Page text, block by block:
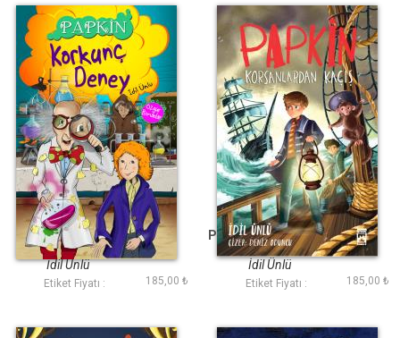
Papkin Korkunç
Deney - Özgür
Romanlar
İdil Ünlü
Etiket Fiyatı : 185,00 ₺
Papkin Korsanlardan
Kaçış - Özgür
Romanlar
İdil Ünlü
Etiket Fiyatı : 185,00 ₺